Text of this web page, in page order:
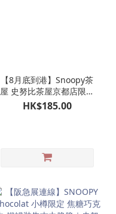
【8月底到港】Snoopy茶
屋 史努比茶屋京都店限定
JETSTREAM 多色原子筆一
HK$185.00